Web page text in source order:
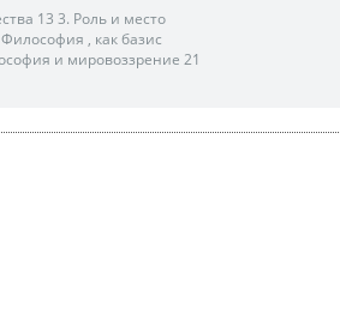
13 3. Роль и место
, как базис
и мировоззрение 21